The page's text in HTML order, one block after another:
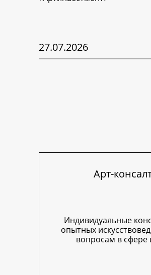
27.07.2026
Арт-
Индивидуальные
опытных
вопросам в сфере